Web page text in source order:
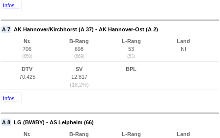
Infos...
A 7 AK Hannover/Kirchhorst (A 37) - AK Hannover-Ost (A 2)
Nr.
706
(650)
B-Rang
698
(669)
L-Rang
53
(53)
Land
NI
DTV
70.425
SV
12.817
(18,2%)
BPL
Infos...
A 8 LG (BW/BY) - AS Leipheim (66)
Nr.
B-Rang
L-Rang
Land